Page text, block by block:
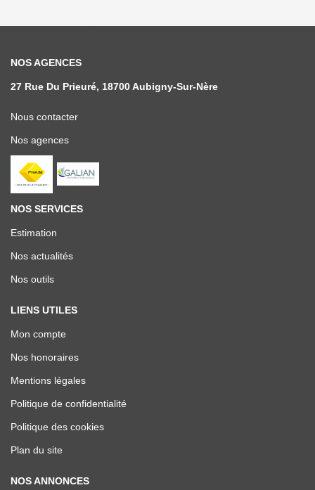
NOS AGENCES
27 Rue Du Prieuré, 18700 Aubigny-Sur-Nère
Nous contacter
Nos agences
NOS SERVICES
Estimation
Nos actualités
Nos outils
LIENS UTILES
Mon compte
Nos honoraires
Mentions légales
Politique de confidentialité
Politique des cookies
Plan du site
NOS ANNONCES